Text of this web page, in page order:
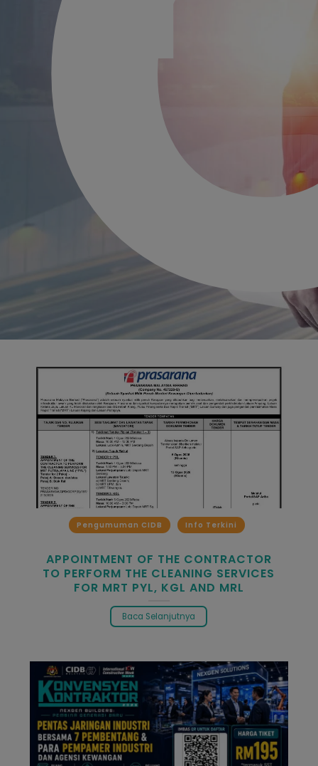
Pengumuman CIDB Info Terkini
APPOINTMENT OF THE CONTRACTOR
TO PERFORM THE CLEANING SERVICES
FOR MRT PYL, KGL AND MRL
Baca Selanjutnya